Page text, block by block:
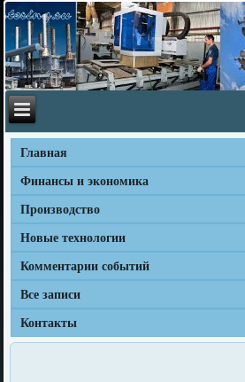
Главная
Финансы и экономика
Производство
Новые технологии
Комментарии событий
Все записи
Контакты